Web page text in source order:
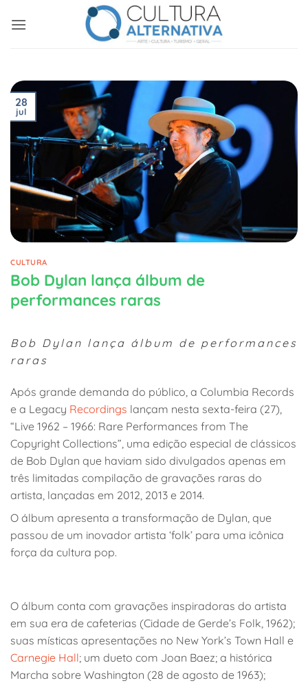
28
jul
CULTURA
Bob Dylan lança álbum de
performances raras
Bob Dylan lança álbum de performances
raras
Após grande demanda do público, a Columbia Records
e a Legacy Recordings lançam nesta sexta-feira (27),
“Live 1962 – 1966: Rare Performances from The
Copyright Collections”, uma edição especial de clássicos
de Bob Dylan que haviam sido divulgados apenas em
três limitadas compilação de gravações raras do
artista, lançadas em 2012, 2013 e 2014.
O álbum apresenta a transformação de Dylan, que
passou de um inovador artista ‘folk’ para uma icônica
força da cultura pop.
O álbum conta com gravações inspiradoras do artista
em sua era de cafeterias (Cidade de Gerde’s Folk, 1962);
suas místicas apresentações no New York’s Town Hall e
Carnegie Hall; um dueto com Joan Baez; a histórica
Marcha sobre Washington (28 de agosto de 1963);